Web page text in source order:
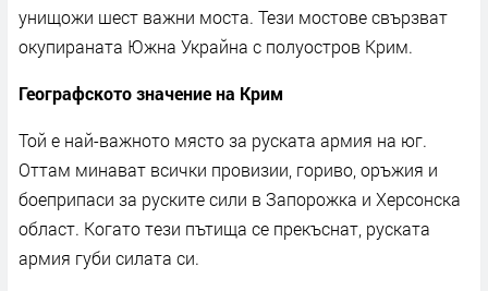
унищожи шест важни моста. Тези мостове свързват
окупираната Южна Украйна с полуостров Крим.
Географското значение на Крим
Той е най-важното място за руската армия на юг.
Оттам минават всички провизии, гориво, оръжия и
боеприпаси за руските сили в Запорожка и Херсонска
област. Когато тези пътища се прекъснат, руската
армия губи силата си.